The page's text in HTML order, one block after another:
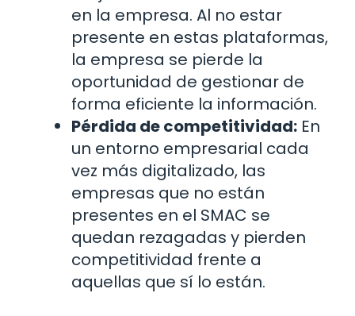
en la empresa. Al no estar
presente en estas plataformas,
la empresa se pierde la
oportunidad de gestionar de
forma eficiente la información.
Pérdida de competitividad: En
un entorno empresarial cada
vez más digitalizado, las
empresas que no están
presentes en el SMAC se
quedan rezagadas y pierden
competitividad frente a
aquellas que sí lo están.